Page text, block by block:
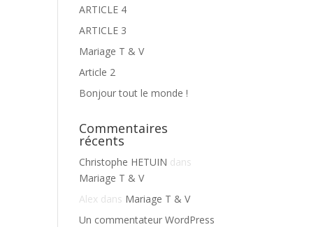
ARTICLE 4
ARTICLE 3
Mariage T & V
Article 2
Bonjour tout le monde !
Commentaires
récents
Christophe HETUIN dans
Mariage T & V
Alex dans Mariage T & V
Un commentateur WordPress